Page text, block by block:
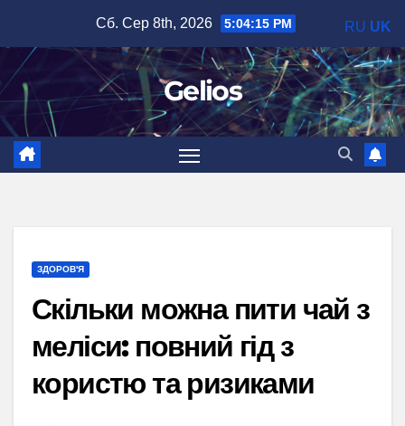
вмісту
Сб. Сер 8th, 2026 5:04:16 PM
Gelios
ЗДОРОВ'Я
Скільки можна пити чай з
меліси: повний гід з
користю та ризиками
RU UK